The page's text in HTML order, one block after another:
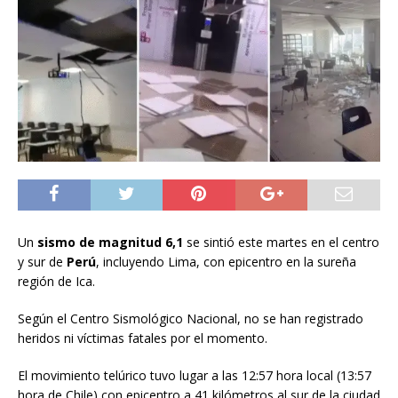
Un sismo de magnitud 6,1 se sintió este martes en el centro
y sur de Perú, incluyendo Lima, con epicentro en la sureña
región de Ica.
Según el Centro Sismológico Nacional, no se han registrado
heridos ni víctimas fatales por el momento.
El movimiento telúrico tuvo lugar a las 12:57 hora local (13:57